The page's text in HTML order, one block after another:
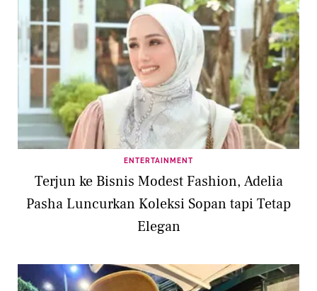
ENTERTAINMENT
Terjun ke Bisnis Modest Fashion, Adelia
Pasha Luncurkan Koleksi Sopan tapi Tetap
Elegan